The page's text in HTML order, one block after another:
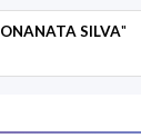
SILVA"